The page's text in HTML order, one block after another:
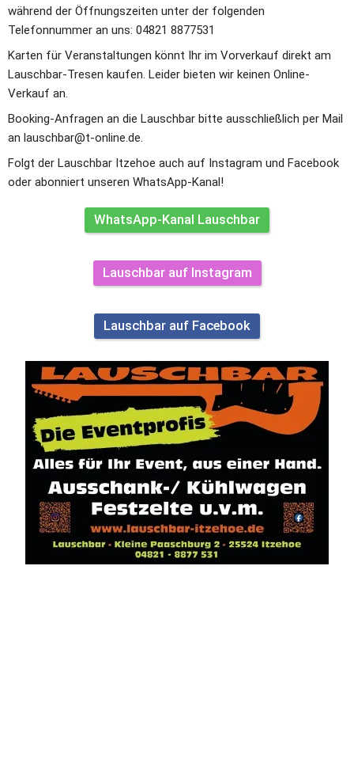
während der Öffnungszeiten unter der folgenden
Telefonnummer an uns: 04821 8877531
Karten für Veranstaltungen könnt Ihr im Vorverkauf direkt am
Lauschbar-Tresen kaufen. Leider bieten wir keinen Online-
Verkauf an.
Booking-Anfragen an die Lauschbar bitte ausschließlich per Mail
an lauschbar@t-online.de.
Folgt der Lauschbar Itzehoe auch auf Instagram und Facebook
oder abonniert unseren WhatsApp-Kanal!
WhatsApp-Kanal Lauschbar
Lauschbar auf Instagram
Lauschbar auf Facebook